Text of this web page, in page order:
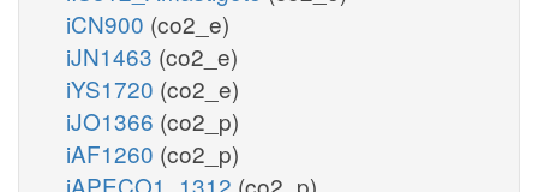
iCN900 (co2_e)
iJN1463 (co2_e)
iYS1720 (co2_e)
iJO1366 (co2_p)
iAF1260 (co2_p)
iAPECO1_1312 (co2_p)